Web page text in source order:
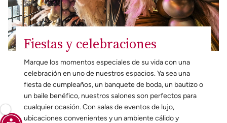
Fiestas y celebraciones
Marque los momentos especiales de su vida con una
celebración en uno de nuestros espacios. Ya sea una
fiesta de cumpleaños, un banquete de boda, un bautizo o
un baile benéfico, nuestros salones son perfectos para
cualquier ocasión. Con salas de eventos de lujo,
ubicaciones convenientes y un ambiente cálido y